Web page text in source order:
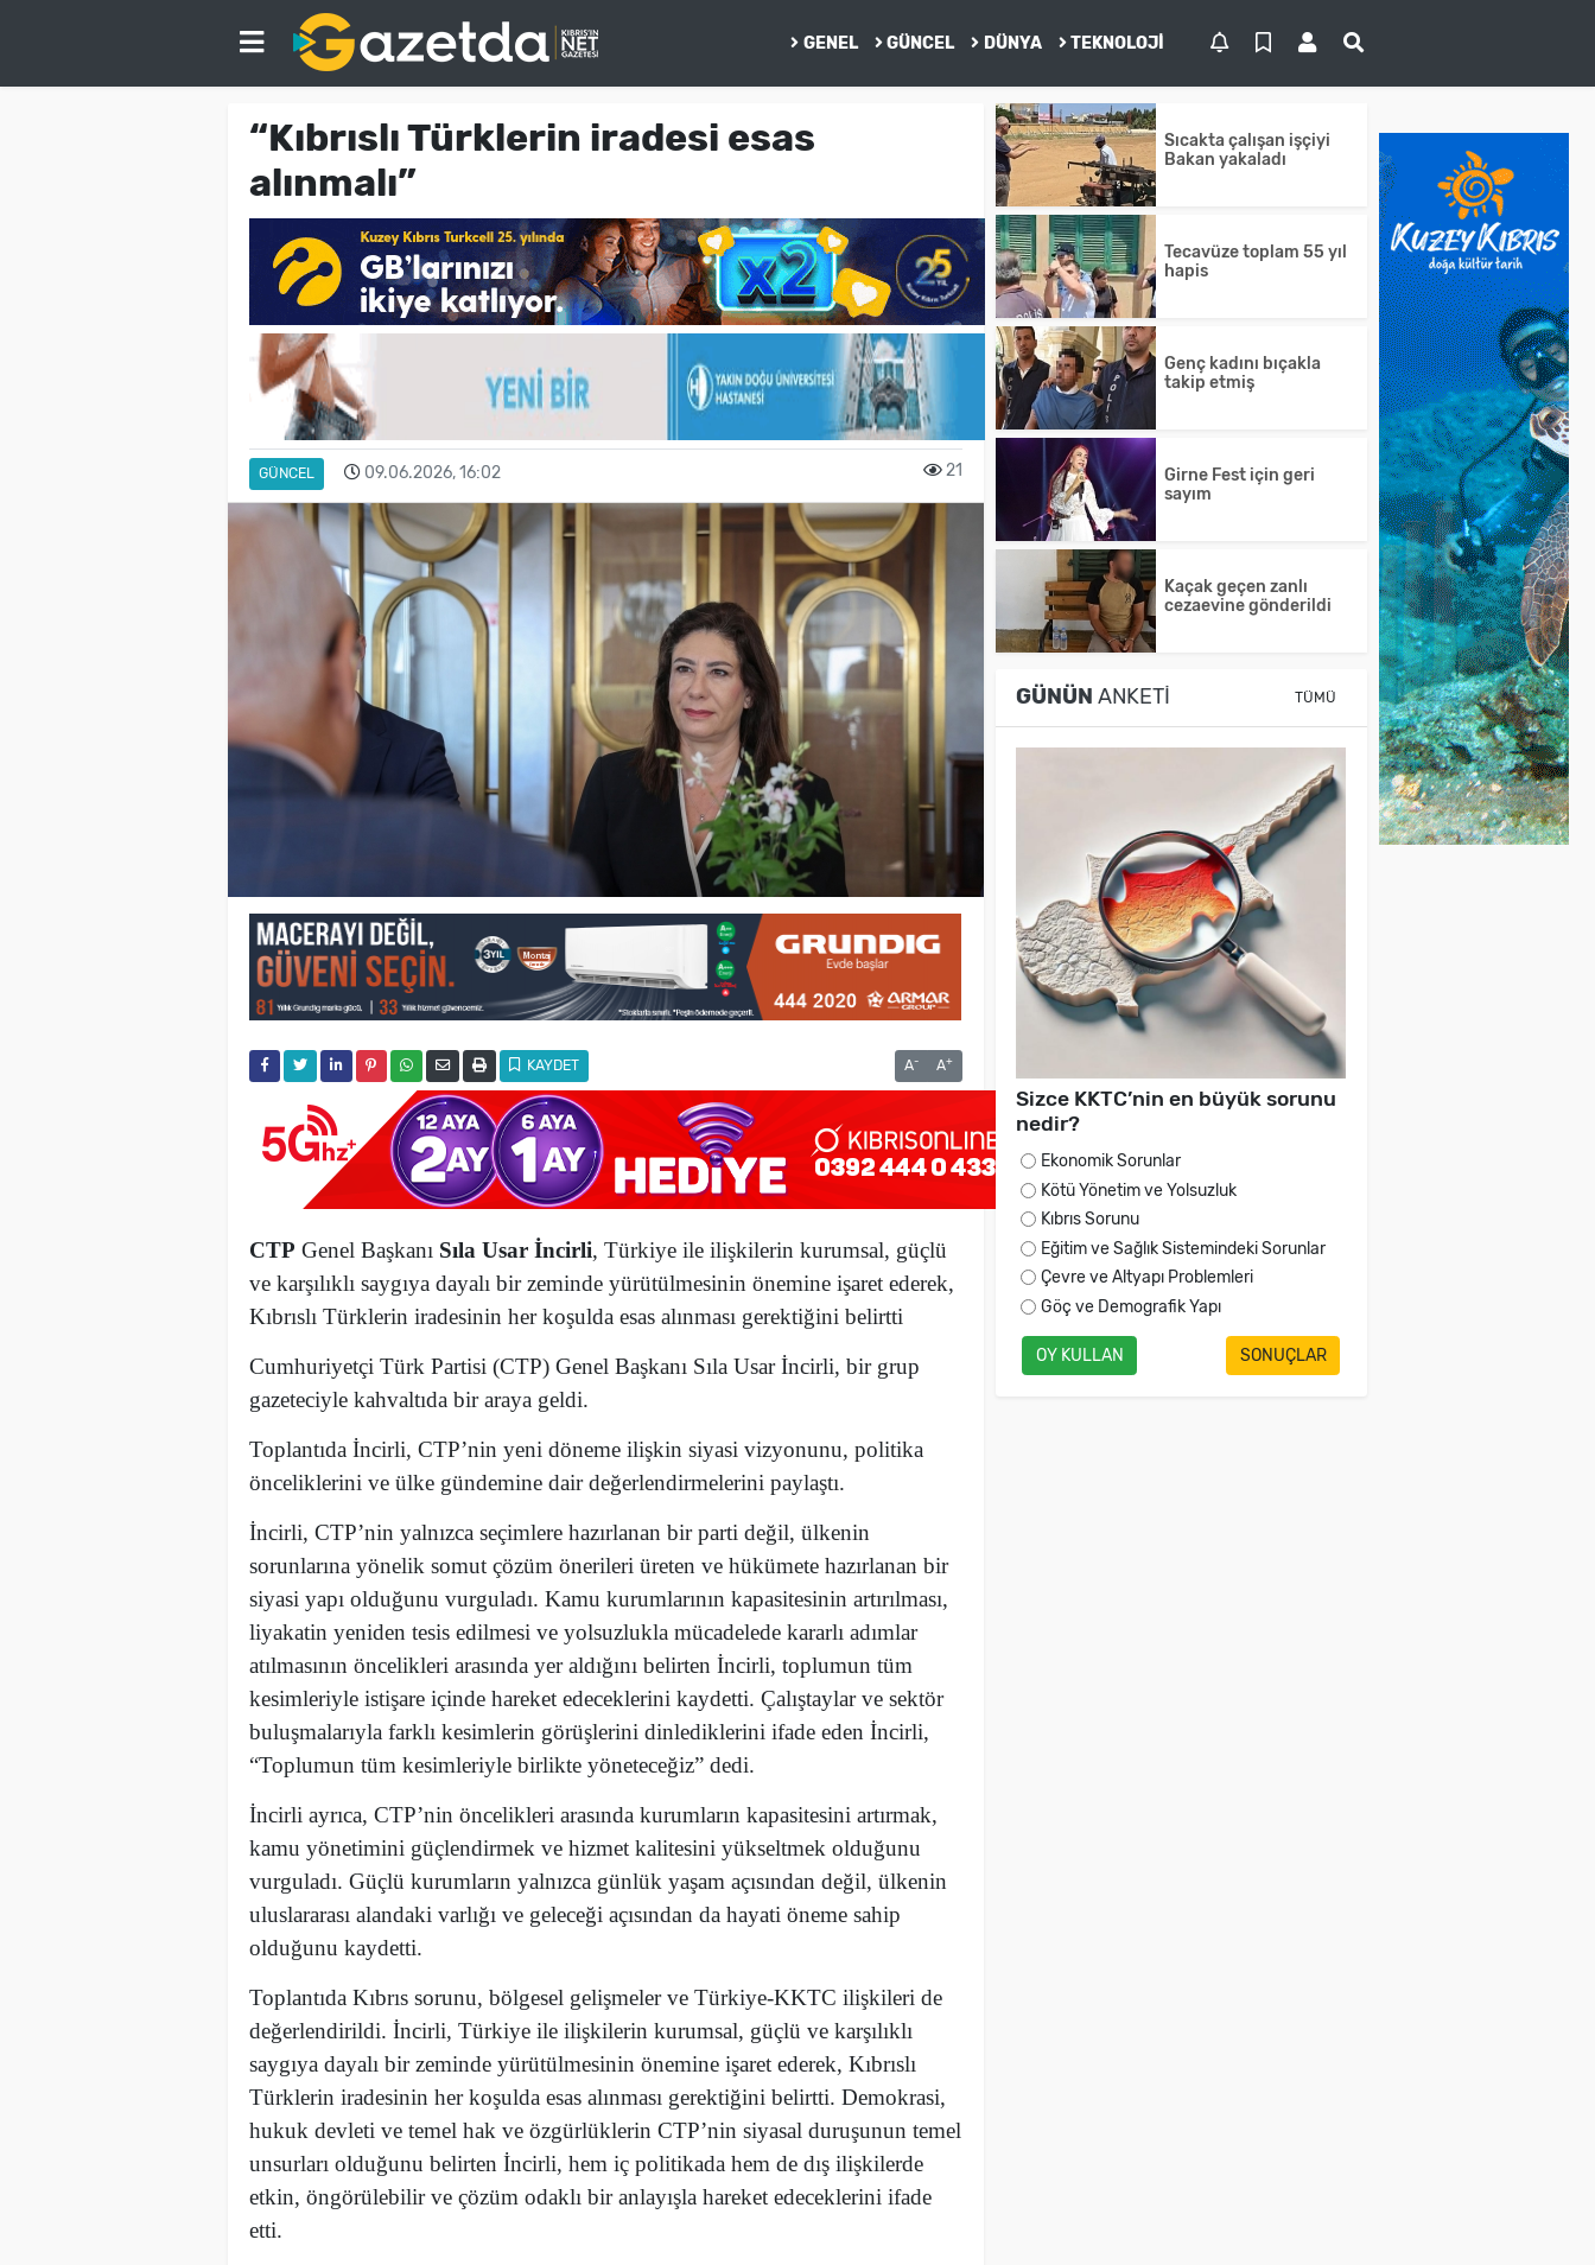
GENEL GÜNCEL DÜNYA TEKNOLOJI
“Kıbrıslı Türklerin iradesi esas
alınmalı”
GÜNCEL 09.06.2026, 16:02 21
KAYDET A- A+
CTP Genel Başkanı Sıla Usar İncirli, Türkiye ile ilişkilerin kurumsal, güçlü
ve karşılıklı saygıya dayalı bir zeminde yürütülmesinin önemine işaret ederek,
Kıbrıslı Türklerin iradesinin her koşulda esas alınması gerektiğini belirtti
Cumhuriyetçi Türk Partisi (CTP) Genel Başkanı Sıla Usar İncirli, bir grup
gazeteciyle kahvaltıda bir araya geldi.
Toplantıda İncirli, CTP’nin yeni döneme ilişkin siyasi vizyonunu, politika
önceliklerini ve ülke gündemine dair değerlendirmelerini paylaştı.
İncirli, CTP’nin yalnızca seçimlere hazırlanan bir parti değil, ülkenin
sorunlarına yönelik somut çözüm önerileri üreten ve hükümete hazırlanan bir
siyasi yapı olduğunu vurguladı. Kamu kurumlarının kapasitesinin artırılması,
liyakatin yeniden tesis edilmesi ve yolsuzlukla mücadelede kararlı adımlar
atılmasının öncelikleri arasında yer aldığını belirten İncirli, toplumun tüm
kesimleriyle istişare içinde hareket edeceklerini kaydetti. Çalıştaylar ve sektör
buluşmalarıyla farklı kesimlerin görüşlerini dinlediklerini ifade eden İncirli,
“Toplumun tüm kesimleriyle birlikte yöneteceğiz” dedi.
İncirli ayrıca, CTP’nin öncelikleri arasında kurumların kapasitesini artırmak,
kamu yönetimini güçlendirmek ve hizmet kalitesini yükseltmek olduğunu
vurguladı. Güçlü kurumların yalnızca günlük yaşam açısından değil, ülkenin
uluslararası alandaki varlığı ve geleceği açısından da hayati öneme sahip
olduğunu kaydetti.
Toplantıda Kıbrıs sorunu, bölgesel gelişmeler ve Türkiye-KKTC ilişkileri de
değerlendirildi. İncirli, Türkiye ile ilişkilerin kurumsal, güçlü ve karşılıklı
saygıya dayalı bir zeminde yürütülmesinin önemine işaret ederek, Kıbrıslı
Türklerin iradesinin her koşulda esas alınması gerektiğini belirtti. Demokrasi,
hukuk devleti ve temel hak ve özgürlüklerin CTP’nin siyasal duruşunun temel
unsurları olduğunu belirten İncirli, hem iç politikada hem de dış ilişkilerde
etkin, öngörülebilir ve çözüm odaklı bir anlayışla hareket edeceklerini ifade
etti.
Sıcakta çalışan işçiyi
Bakan yakaladı
Tecavüze toplam 55 yıl
hapis
Genç kadını bıçakla
takip etmiş
Girne Fest için geri
sayım
Kaçak geçen zanlı
cezaevine gönderildi
GÜNÜN ANKETI TÜMÜ
Sizce KKTC’nin en büyük sorunu
nedir?
Ekonomik Sorunlar
Kötü Yönetim ve Yolsuzluk
Kıbrıs Sorunu
Eğitim ve Sağlık Sistemindeki Sorunlar
Çevre ve Altyapı Problemleri
Göç ve Demografik Yapı
OY KULLAN SONUÇLAR